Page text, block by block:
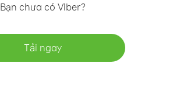
Bạn chưa có Viber?
Tải ngay